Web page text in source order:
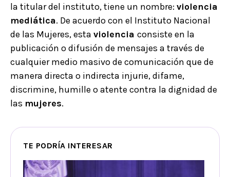
la titular del instituto, tiene un nombre: violencia
mediática. De acuerdo con el Instituto Nacional
de las Mujeres, esta violencia consiste en la
publicación o difusión de mensajes a través de
cualquier medio masivo de comunicación que de
manera directa o indirecta injurie, difame,
discrimine, humille o atente contra la dignidad de
las mujeres.
TE PODRÍA INTERESAR